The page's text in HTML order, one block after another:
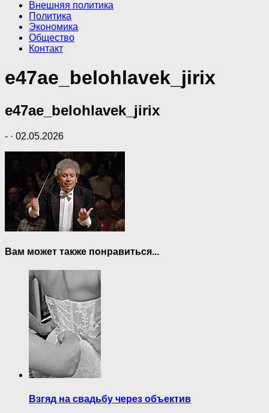
Внешняя политика
Политика
Экономика
Общество
Контакт
e47ae_belohlavek_jirix
e47ae_belohlavek_jirix
- · 02.05.2026
Вам может также понравиться...
Взгяд на свадьбу через объектив